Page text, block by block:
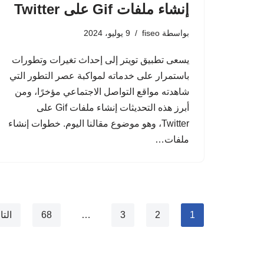
بواسطة fiseo 9 يوليو، 2024
يسعى تطبيق تويتر إلى إحداث تغيرات وتطورات
باستمرار على خدماته لمواكبة عصر التطور التي
شاهدته مواقع التواصل الاجتماعي مؤخرًا، ومن
أبرز هذه التحديثات ‎إنشاء ملفات Gif على
Twitter، وهو موضوع مقالنا اليوم. خطوات ‎إنشاء
ملفات…
1
2
3
…
68